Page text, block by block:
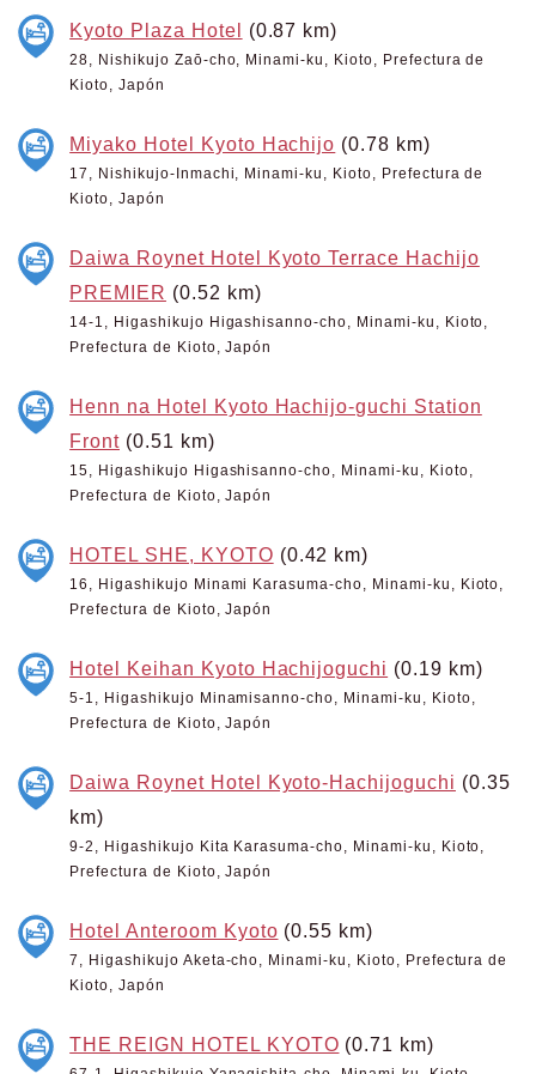
Kyoto Plaza Hotel (0.87 km)
28, Nishikujo Zaō-cho, Minami-ku, Kioto, Prefectura de
Kioto, Japón
Miyako Hotel Kyoto Hachijo (0.78 km)
17, Nishikujo-Inmachi, Minami-ku, Kioto, Prefectura de
Kioto, Japón
Daiwa Roynet Hotel Kyoto Terrace Hachijo
PREMIER (0.52 km)
14-1, Higashikujo Higashisanno-cho, Minami-ku, Kioto,
Prefectura de Kioto, Japón
Henn na Hotel Kyoto Hachijo-guchi Station
Front (0.51 km)
15, Higashikujo Higashisanno-cho, Minami-ku, Kioto,
Prefectura de Kioto, Japón
HOTEL SHE, KYOTO (0.42 km)
16, Higashikujo Minami Karasuma-cho, Minami-ku, Kioto,
Prefectura de Kioto, Japón
Hotel Keihan Kyoto Hachijoguchi (0.19 km)
5-1, Higashikujo Minamisanno-cho, Minami-ku, Kioto,
Prefectura de Kioto, Japón
Daiwa Roynet Hotel Kyoto-Hachijoguchi (0.35
km)
9-2, Higashikujo Kita Karasuma-cho, Minami-ku, Kioto,
Prefectura de Kioto, Japón
Hotel Anteroom Kyoto (0.55 km)
7, Higashikujo Aketa-cho, Minami-ku, Kioto, Prefectura de
Kioto, Japón
THE REIGN HOTEL KYOTO (0.71 km)